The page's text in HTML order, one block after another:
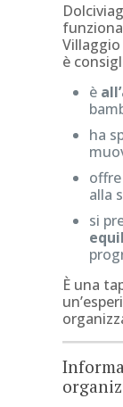
è
è
ha
alla
si
È una